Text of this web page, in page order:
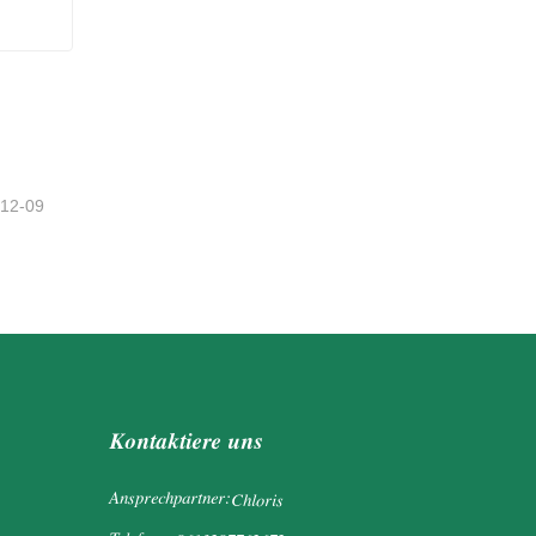
09
Kontaktiere uns
Ansprechpartner:Chloris